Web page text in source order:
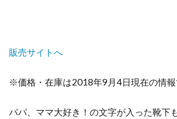
販売サイトへ
※価格・在庫は2018年9月4日現在の情報
パパ、ママ大好き！の文字が入った靴下